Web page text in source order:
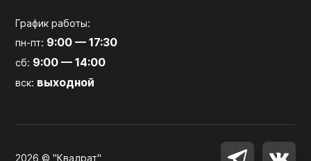
График работы:
пн-пт: 9:00 — 17:30
сб: 9:00 — 14:00
вск: выходной
2026 © "Квадрат"